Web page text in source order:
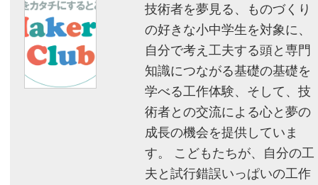
技術者を夢見る、ものづくり
の好きな小中学生を対象に、
自分で考え工夫する頭と専門
知識につながる基礎の基礎を
学べる工作体験、そして、技
術者との交流による心と夢の
成長の機会を提供していま
す。 こどもたちが、自分の工
夫と試行錯誤いっぱいの工作